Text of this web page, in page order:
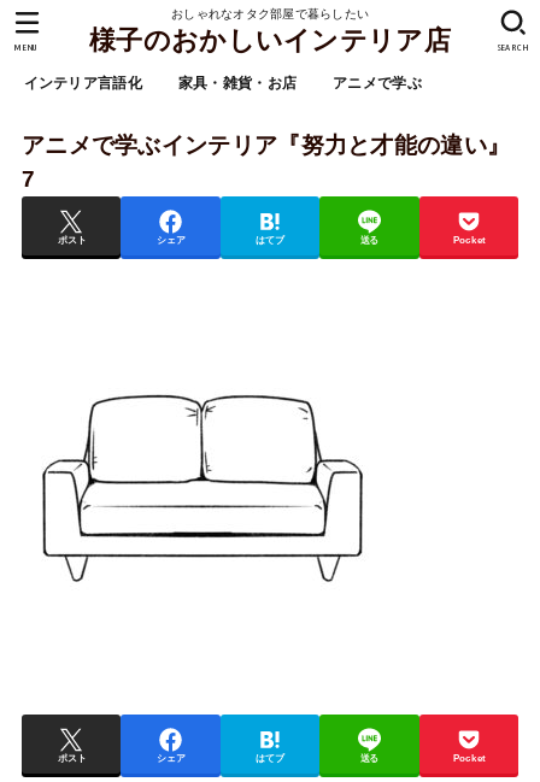
おしゃれなオタク部屋で暮らしたい
様子のおかしいインテリア店
インテリア言語化 家具・雑貨・お店 アニメで学ぶ
SEARCH
MENU
アニメで学ぶインテリア『努力と才能の違い』
7
ポスト シェア はてブ 送る Pocket
ポスト シェア はてブ 送る Pocket